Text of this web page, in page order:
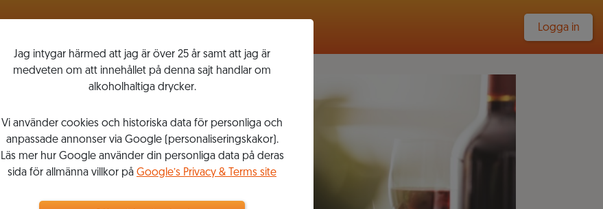
Logga in
Jag intygar härmed att jag är över 25 år samt att jag är
medveten om att innehållet på denna sajt handlar om
alkoholhaltiga drycker.
Vi använder cookies och historiska data för personliga och
anpassade annonser via Google (personaliseringskakor).
Läs mer hur Google använder din personliga data på deras
sida för allmänna villkor på Google’s Privacy & Terms site